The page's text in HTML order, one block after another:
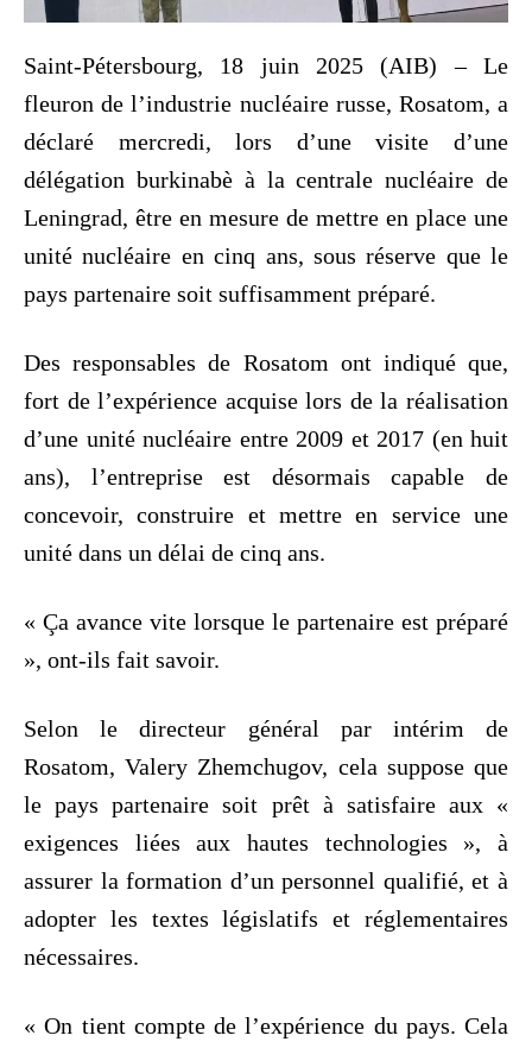
Saint-Pétersbourg, 18 juin 2025 (AIB) – Le
fleuron de l’industrie nucléaire russe, Rosatom, a
déclaré mercredi, lors d’une visite d’une
délégation burkinabè à la centrale nucléaire de
Leningrad, être en mesure de mettre en place une
unité nucléaire en cinq ans, sous réserve que le
pays partenaire soit suffisamment préparé.
Des responsables de Rosatom ont indiqué que,
fort de l’expérience acquise lors de la réalisation
d’une unité nucléaire entre 2009 et 2017 (en huit
ans), l’entreprise est désormais capable de
concevoir, construire et mettre en service une
unité dans un délai de cinq ans.
« Ça avance vite lorsque le partenaire est préparé
», ont-ils fait savoir.
Selon le directeur général par intérim de
Rosatom, Valery Zhemchugov, cela suppose que
le pays partenaire soit prêt à satisfaire aux «
exigences liées aux hautes technologies », à
assurer la formation d’un personnel qualifié, et à
adopter les textes législatifs et réglementaires
nécessaires.
« On tient compte de l’expérience du pays. Cela